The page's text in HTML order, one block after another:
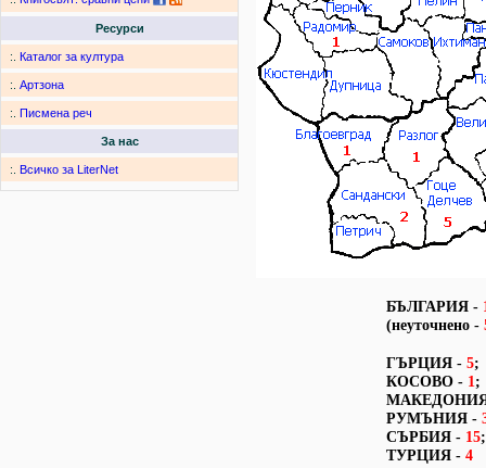
Ресурси
:. Каталог за култура
:. Артзона
:. Писмена реч
За нас
:. Всичко за LiterNet
БЪЛГАРИЯ -
(неуточнено -
ГЪРЦИЯ - 5;
КОСОВО - 1;
РУМЪНИЯ -
СЪРБИЯ - 15;
ТУРЦИЯ - 4